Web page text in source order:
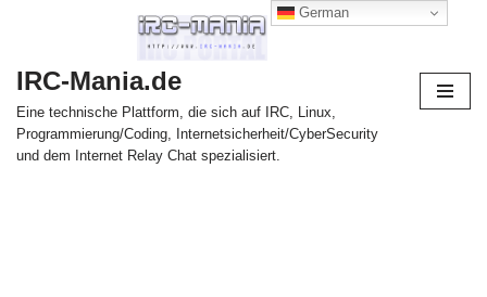
Inhalt
springen
IRC-Mania.de
Eine technische Plattform, die sich auf IRC, Linux,
Programmierung/Coding, Internetsicherheit/CyberSecurity
und dem Internet Relay Chat spezialisiert.
German